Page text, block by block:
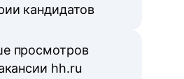
кандидатов
просмотров
hh.ru